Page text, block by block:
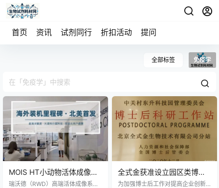
首页 资讯 试剂同行 折扣活动 提问
全部标签 免疫学
MOIS HT小动物活体成像系
统落户美国Chan
瑞沃德（RWD）高端活体成像系统
全式金获准设立园区类博士
后科研工作站分站
为加强博士后工作对提高企业创新